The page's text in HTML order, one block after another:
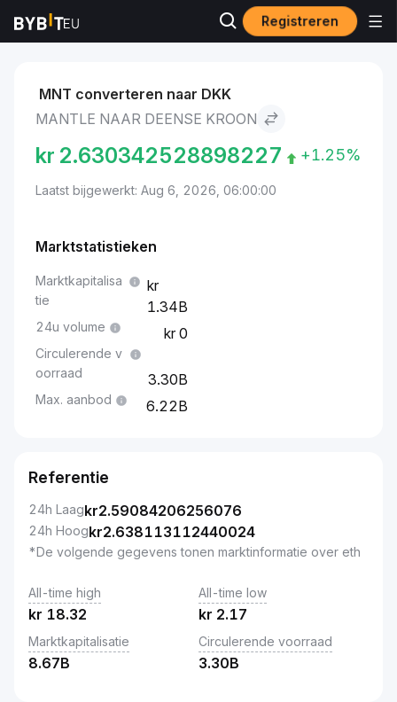
Registreren
Markten Mantle to Deense kroon
MNT converteren naar DKK
MANTLE NAAR DEENSE KROON
kr 2.630342528898227 +1.25%
Laatst bijgewerkt: Aug 6, 2026, 06:00:00
Marktstatistieken
Marktkapitalisa
tie
1.34B
24u volume 0
Circulerende v
oorraad
3.30B
Max. aanbod 6.22B
Referentie
24h Laagkr2.59084206256076
24h Hoogkr2.638113112440024
*De volgende gegevens tonen marktinformatie over eth
All-time high
kr 18.32
All-time low
kr 2.17
Marktkapitalisatie
8.67B
Circulerende voorraad
3.30B